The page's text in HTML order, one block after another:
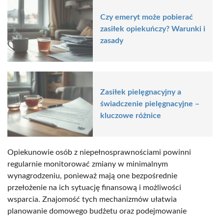
Czy emeryt może pobierać
zasiłek opiekuńczy? Warunki i
zasady
Zasiłek pielęgnacyjny a
świadczenie pielęgnacyjne –
kluczowe różnice
Opiekunowie osób z niepełnosprawnościami powinni
regularnie monitorować zmiany w minimalnym
wynagrodzeniu, ponieważ mają one bezpośrednie
przełożenie na ich sytuację finansową i możliwości
wsparcia. Znajomość tych mechanizmów ułatwia
planowanie domowego budżetu oraz podejmowanie